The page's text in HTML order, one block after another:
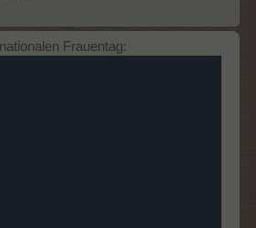
Frauentag: